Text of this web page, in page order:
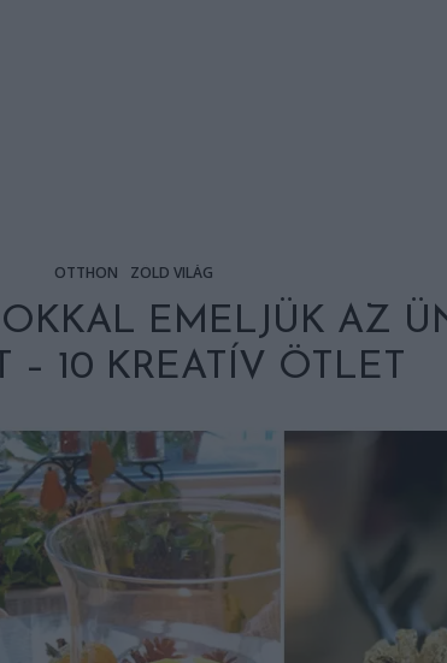
OTTHON ZÖLD VILÁG
EMELJÜK AZ
– 10 KREATÍV ÖTLET